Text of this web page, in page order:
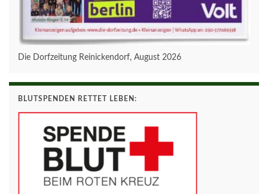
Die Dorfzeitung Reinickendorf, August 2026
BLUTSPENDEN RETTET LEBEN: